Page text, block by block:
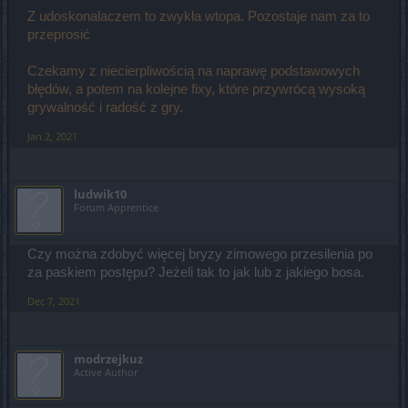
Z udoskonalaczem to zwykła wtopa. Pozostaje nam za to
przeprosić
Czekamy z niecierpliwością na naprawę podstawowych
błędów, a potem na kolejne fixy, które przywrócą wysoką
grywalność i radość z gry.
Jan 2, 2021
ludwik10
Forum Apprentice
Czy można zdobyć więcej bryzy zimowego przesilenia po
za paskiem postępu? Jeżeli tak to jak lub z jakiego bosa.
Dec 7, 2021
modrzejkuz
Active Author